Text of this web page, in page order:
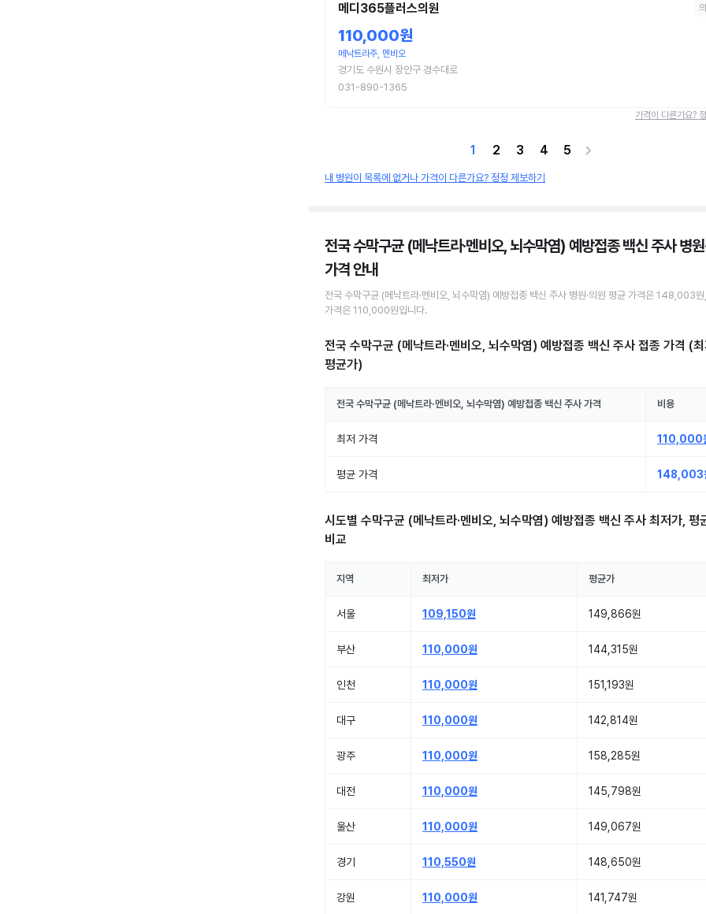
메디365플러스의원
110,000원
메낙트라주, 멘비오
경기도 수원시 장안구 경수대로
031-890-1365
가격이 다른가요?
1 2 3 4 5
내 병원이 목록에 없거나 가격이 다른가요? 정정 제보하기
전국 수막구균 (메낙트라·멘비오, 뇌수막염) 예방접종 백신 주사 병원
가격 안내
전국 수막구균 (메낙트라·멘비오, 뇌수막염) 예방접종 백신 주사 병원·의원 평균 가격은 148,003원
가격은 110,000원입니다.
전국 수막구균 (메낙트라·멘비오, 뇌수막염) 예방접종 백신 주사 접종 가격 (
평균가)
전국 수막구균 (메낙트라·멘비오, 뇌수막염) 예방접종 백신 주사 가격 비용
최저 가격 110,000
평균 가격 148,003
시도별 수막구균 (메낙트라·멘비오, 뇌수막염) 예방접종 백신 주사 최저가, 평
비교
지역 최저가 평균가
서울 109,150원 149,866원
부산 110,000원 144,315원
인천 110,000원 151,193원
대구 110,000원 142,814원
광주 110,000원 158,285원
대전 110,000원 145,798원
울산 110,000원 149,067원
경기 110,550원 148,650원
강원 110,000원 141,747원